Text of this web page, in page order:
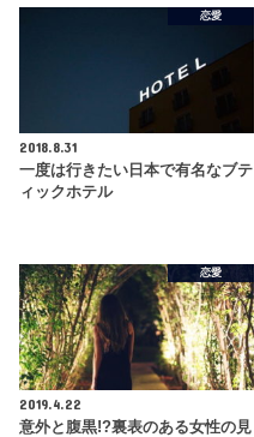
恋愛
2018.8.31
一度は行きたい日本で有名なブテ
ィックホテル
恋愛
2019.4.22
意外と腹黒!?裏表のある女性の見